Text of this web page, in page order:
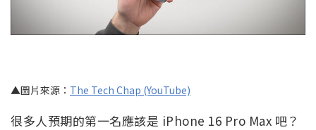
▲圖片來源： The Tech Chap (YouTube)
很多人預期的第一名應該是 iPhone 16 Pro Max 吧？